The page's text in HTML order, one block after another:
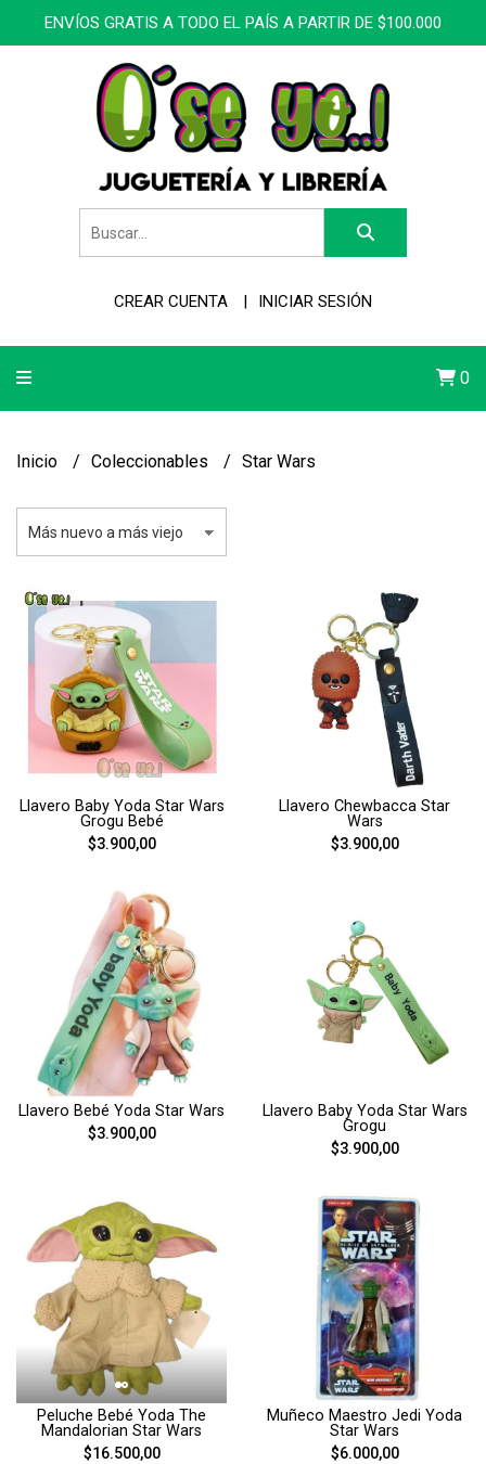
ENVÍOS GRATIS A TODO EL PAÍS A PARTIR DE $100.000
CREAR CUENTA INICIAR SESIÓN
0
Inicio Coleccionables Star Wars
Llavero Baby Yoda Star Wars
Grogu Bebé
$3.900,00
Llavero Chewbacca Star
Wars
$3.900,00
Llavero Bebé Yoda Star Wars
$3.900,00
Llavero Baby Yoda Star Wars
Grogu
$3.900,00
Peluche Bebé Yoda The
Mandalorian Star Wars
$16.500,00
Muñeco Maestro Jedi Yoda
Star Wars
$6.000,00